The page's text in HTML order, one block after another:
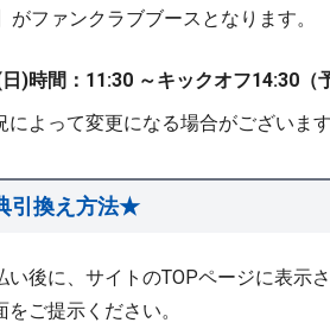
ファンクラブブースとなります。
)時間：11:30 ～キックオフ14:30（
よって変更になる場合がございます
引換え方法★
い後に、サイトのTOPページに表示
ご提示ください。